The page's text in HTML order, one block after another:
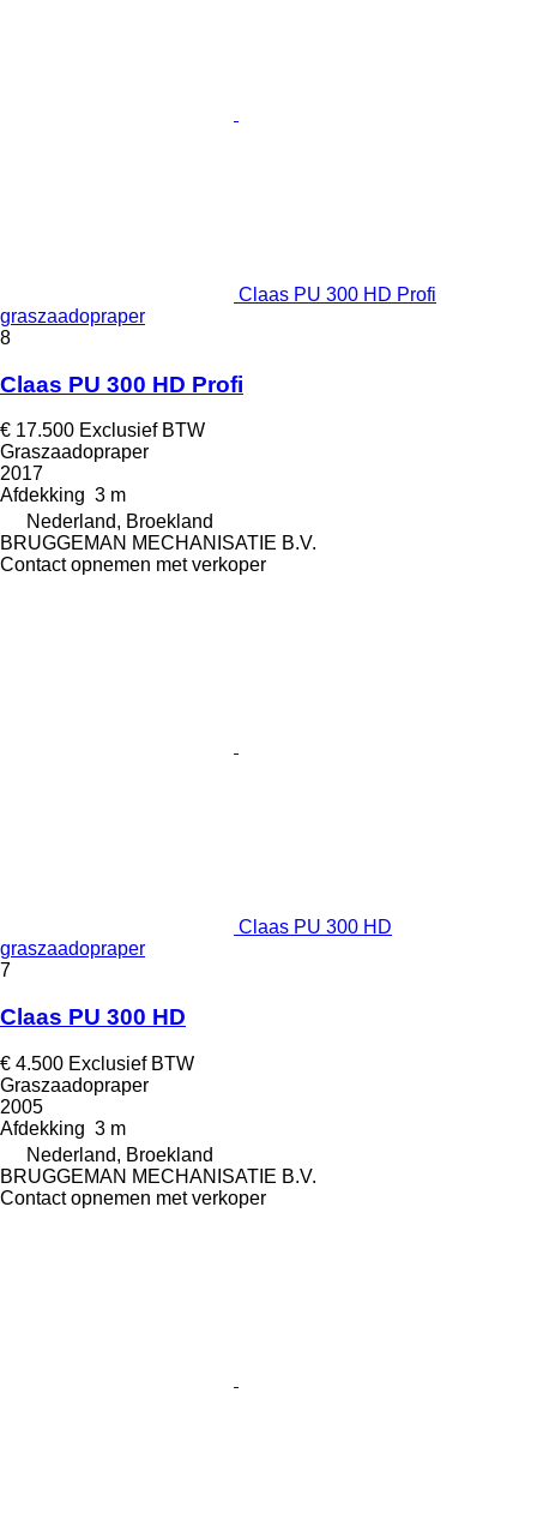
Claas PU 300 HD Profi
graszaadopraper
8
Claas PU 300 HD Profi
€ 17.500 Exclusief BTW
Graszaadopraper
2017
Afdekking 3 m
Nederland, Broekland
BRUGGEMAN MECHANISATIE B.V.
Contact opnemen met verkoper
Claas PU 300 HD
graszaadopraper
7
Claas PU 300 HD
€ 4.500 Exclusief BTW
Graszaadopraper
2005
Afdekking 3 m
Nederland, Broekland
BRUGGEMAN MECHANISATIE B.V.
Contact opnemen met verkoper